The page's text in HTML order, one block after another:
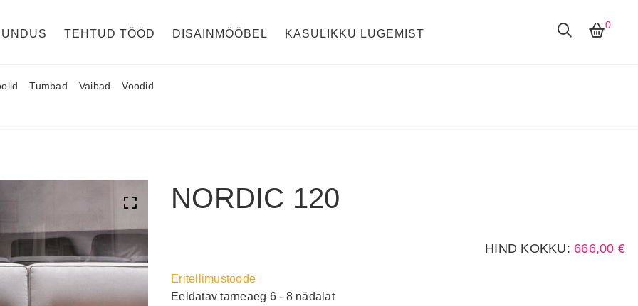
TEHTUD TÖÖD DISAINMÖÖBEL KASULIKKU LUGEMIST
0
Tumbad Vaibad Voodid
NORDIC 120
HIND KOKKU: 666,00 €
Eritellimustoode
Eeldatav tarneaeg 6 - 8 nädalat